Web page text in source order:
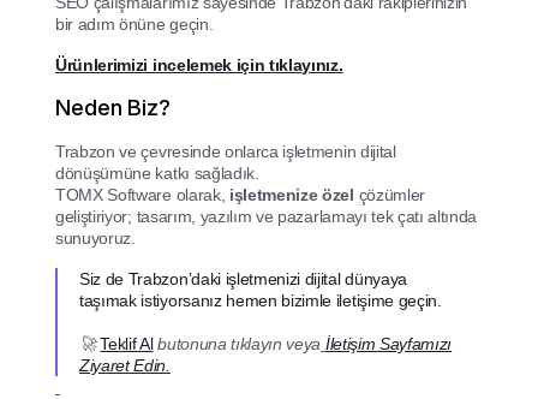
bir adım önüne geçin.
Ürünlerimizi incelemek için tıklayınız.
Neden Biz?
Trabzon ve çevresinde onlarca işletmenin dijital
dönüşümüne katkı sağladık.
TOMX Software olarak, işletmenize özel çözümler
geliştiriyor; tasarım, yazılım ve pazarlamayı tek çatı altında
sunuyoruz.
Siz de Trabzon’daki işletmenizi dijital dünyaya
taşımak istiyorsanız hemen bizimle iletişime geçin.
🚀Teklif Albutonuna tıklayın veya İletişim Sayfamızı
Ziyaret Edin.